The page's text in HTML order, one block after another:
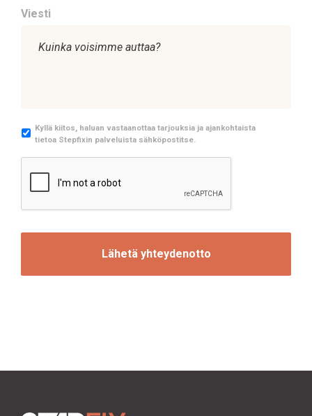
Viesti
M
r
n
Kyllä kiitos, haluan vastaanottaa tarjouksia ja ajankohtaista
tietoa Stepfixin palveluista sähköpostitse.
T
H